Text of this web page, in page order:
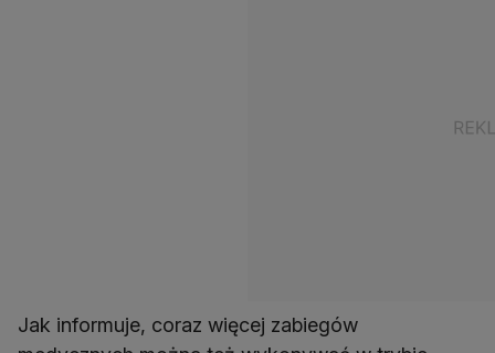
Jak informuje, coraz więcej zabiegów